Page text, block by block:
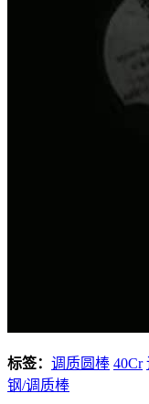
标签： 调质圆棒 40Cr
钢/调质棒